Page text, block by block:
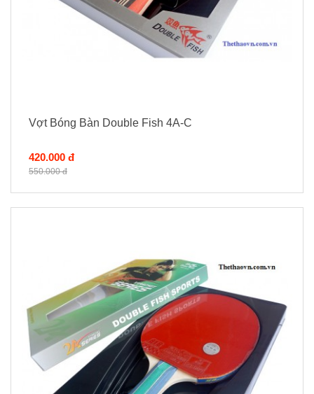
Vợt Bóng Bàn Double Fish 4A-C
420.000 đ
550.000 đ